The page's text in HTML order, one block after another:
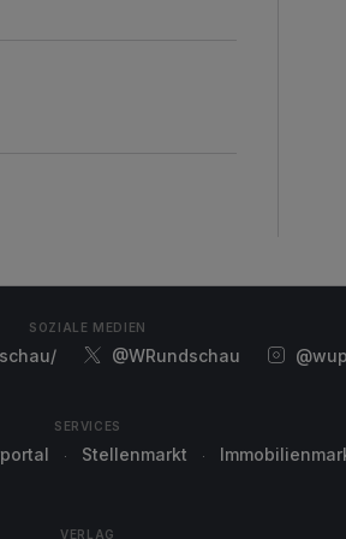
SOZIALE MEDIEN
@WRundschau
SERVICES
Stellenmarkt
VERLAG